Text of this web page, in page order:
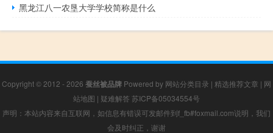
黑龙江八一农垦大学学校简称是什么
Copyright © 2012 - 2026 蚕丝被品牌 Powered by 网站分类目录 | 精选推荐文章 | 网
站地图 | 疑难解答 苏ICP备05034554号
声明：本站内容来自互联网，如信息有错误可发邮件到f_fb#foxmail.com说明，我们
会及时纠正，谢谢